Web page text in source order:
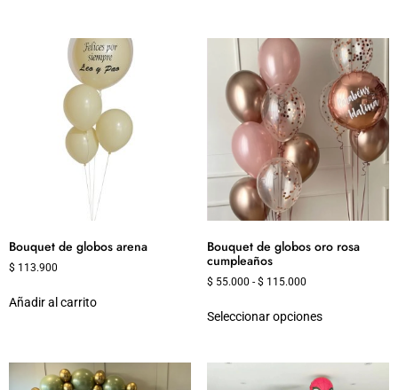
Bouquet de globos arena
$ 113.900
Añadir al carrito
Bouquet de globos oro rosa
cumpleaños
$ 55.000 - $ 115.000
Seleccionar opciones